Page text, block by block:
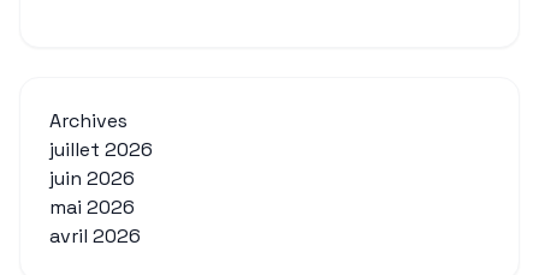
Archives
juillet 2026
juin 2026
mai 2026
avril 2026